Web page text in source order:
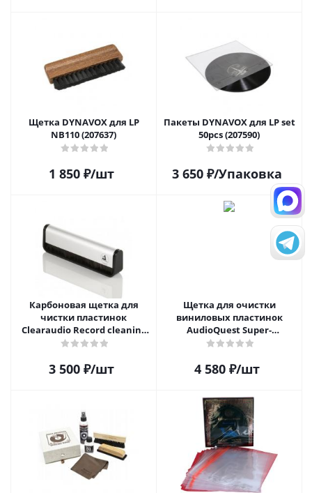
Щетка DYNAVOX для LP
NB110 (207637)
1 850₽/шт
Пакеты DYNAVOX для LP set
50pcs (207590)
3 650₽/Упаковка
Карбоновая щетка для
чистки пластинок
Clearaudio Record cleaning
brush
3 500₽/шт
Щетка для очистки
виниловых пластинок
AudioQuest Super-
Conductive Anti-Static
4 580₽/шт